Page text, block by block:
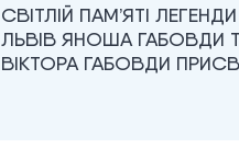
СВІТЛІЙ ПАМ’ЯТІ
ЛЬВІВ ЯНОША ГАБОВДИ
ВІКТОРА ГАБОВДИ